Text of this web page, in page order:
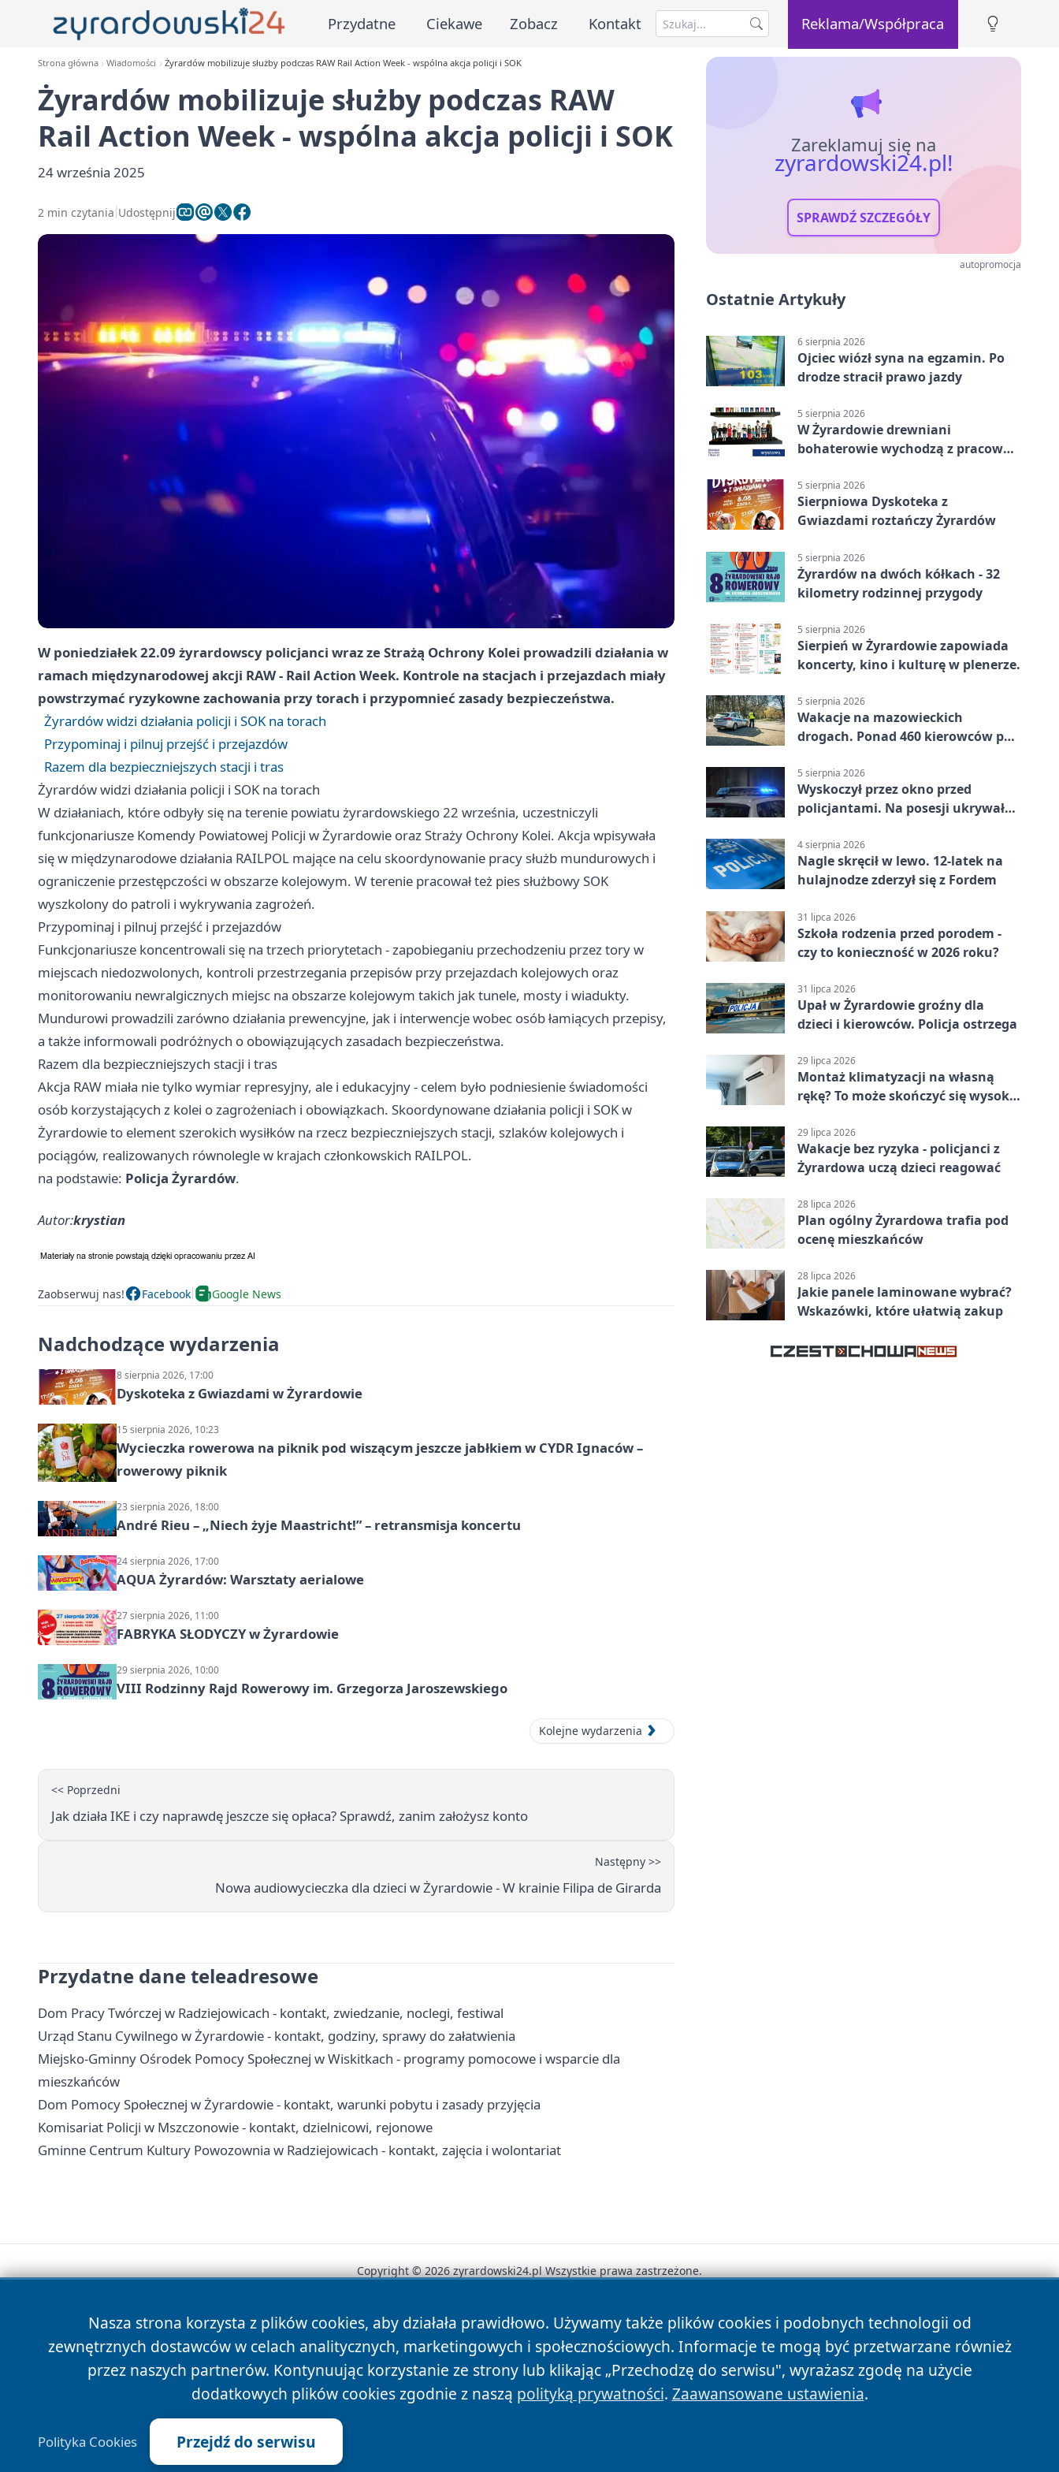
Przydatne Ciekawe Zobacz Kontakt Reklama/Współpraca
Strona główna Wiadomości Żyrardów mobilizuje służby podczas RAW Rail Action Week - wspólna akcja policji i SOK
Żyrardów mobilizuje służby podczas RAW
Rail Action Week - wspólna akcja policji i SOK
24 września 2025
2 min czytania Udostępnij
W poniedziałek 22.09 żyrardowscy policjanci wraz ze Strażą Ochrony Kolei prowadzili działania w
ramach międzynarodowej akcji RAW - Rail Action Week. Kontrole na stacjach i przejazdach miały
powstrzymać ryzykowne zachowania przy torach i przypomnieć zasady bezpieczeństwa.
Żyrardów widzi działania policji i SOK na torach
Przypominaj i pilnuj przejść i przejazdów
Razem dla bezpieczniejszych stacji i tras
Żyrardów widzi działania policji i SOK na torach
W działaniach, które odbyły się na terenie powiatu żyrardowskiego 22 września, uczestniczyli
funkcjonariusze Komendy Powiatowej Policji w Żyrardowie oraz Straży Ochrony Kolei. Akcja wpisywała
się w międzynarodowe działania RAILPOL mające na celu skoordynowanie pracy służb mundurowych i
ograniczenie przestępczości w obszarze kolejowym. W terenie pracował też pies służbowy SOK
wyszkolony do patroli i wykrywania zagrożeń.
Przypominaj i pilnuj przejść i przejazdów
Funkcjonariusze koncentrowali się na trzech priorytetach - zapobieganiu przechodzeniu przez tory w
miejscach niedozwolonych, kontroli przestrzegania przepisów przy przejazdach kolejowych oraz
monitorowaniu newralgicznych miejsc na obszarze kolejowym takich jak tunele, mosty i wiadukty.
Mundurowi prowadzili zarówno działania prewencyjne, jak i interwencje wobec osób łamiących przepisy,
a także informowali podróżnych o obowiązujących zasadach bezpieczeństwa.
Razem dla bezpieczniejszych stacji i tras
Akcja RAW miała nie tylko wymiar represyjny, ale i edukacyjny - celem było podniesienie świadomości
osób korzystających z kolei o zagrożeniach i obowiązkach. Skoordynowane działania policji i SOK w
Żyrardowie to element szerokich wysiłków na rzecz bezpieczniejszych stacji, szlaków kolejowych i
pociągów, realizowanych równolegle w krajach członkowskich RAILPOL.
na podstawie: Policja Żyrardów.
Autor:krystian
Zaobserwuj nas! Facebook Google News
Nadchodzące wydarzenia
8 sierpnia 2026, 17:00
Dyskoteka z Gwiazdami w Żyrardowie
15 sierpnia 2026, 10:23
Wycieczka rowerowa na piknik pod wiszącym jeszcze jabłkiem w CYDR Ignaców –
rowerowy piknik
23 sierpnia 2026, 18:00
André Rieu – „Niech żyje Maastricht!” – retransmisja koncertu
24 sierpnia 2026, 17:00
AQUA Żyrardów: Warsztaty aerialowe
27 sierpnia 2026, 11:00
FABRYKA SŁODYCZY w Żyrardowie
29 sierpnia 2026, 10:00
VIII Rodzinny Rajd Rowerowy im. Grzegorza Jaroszewskiego
Kolejne wydarzenia
<< Poprzedni
Jak działa IKE i czy naprawdę jeszcze się opłaca? Sprawdź, zanim założysz konto
Następny >>
Nowa audiowycieczka dla dzieci w Żyrardowie - W krainie Filipa de Girarda
Przydatne dane teleadresowe
Dom Pracy Twórczej w Radziejowicach - kontakt, zwiedzanie, noclegi, festiwal
Urząd Stanu Cywilnego w Żyrardowie - kontakt, godziny, sprawy do załatwienia
Miejsko-Gminny Ośrodek Pomocy Społecznej w Wiskitkach - programy pomocowe i wsparcie dla
mieszkańców
Dom Pomocy Społecznej w Żyrardowie - kontakt, warunki pobytu i zasady przyjęcia
Komisariat Policji w Mszczonowie - kontakt, dzielnicowi, rejonowe
Gminne Centrum Kultury Powozownia w Radziejowicach - kontakt, zajęcia i wolontariat
Zareklamuj się na
zyrardowski24.pl!
SPRAWDŹ SZCZEGÓŁY
autopromocja
Ostatnie Artykuły
6 sierpnia 2026
Ojciec wiózł syna na egzamin. Po
drodze stracił prawo jazdy
5 sierpnia 2026
W Żyrardowie drewniani
bohaterowie wychodzą z pracowni
5 sierpnia 2026
Sierpniowa Dyskoteka z
Gwiazdami roztańczy Żyrardów
5 sierpnia 2026
Żyrardów na dwóch kółkach - 32
kilometry rodzinnej przygody
5 sierpnia 2026
Sierpień w Żyrardowie zapowiada
koncerty, kino i kulturę w plenerze.
5 sierpnia 2026
Wakacje na mazowieckich
drogach. Ponad 460 kierowców po
5 sierpnia 2026
Wyskoczył przez okno przed
policjantami. Na posesji ukrywał
4 sierpnia 2026
Nagle skręcił w lewo. 12-latek na
hulajnodze zderzył się z Fordem
31 lipca 2026
Szkoła rodzenia przed porodem -
czy to konieczność w 2026 roku?
31 lipca 2026
Upał w Żyrardowie groźny dla
dzieci i kierowców. Policja ostrzega
29 lipca 2026
Montaż klimatyzacji na własną
rękę? To może skończyć się wysoką
29 lipca 2026
Wakacje bez ryzyka - policjanci z
Żyrardowa uczą dzieci reagować
28 lipca 2026
Plan ogólny Żyrardowa trafia pod
ocenę mieszkańców
28 lipca 2026
Jakie panele laminowane wybrać?
Wskazówki, które ułatwią zakup
Nasza strona korzysta z plików cookies, aby działała prawidłowo. Używamy także plików cookies i podobnych technologii od
zewnętrznych dostawców w celach analitycznych, marketingowych i społecznościowych. Informacje te mogą być przetwarzane również
przez naszych partnerów. Kontynuując korzystanie ze strony lub klikając „Przechodzę do serwisu", wyrażasz zgodę na użycie
dodatkowych plików cookies zgodnie z naszą polityką prywatności. Zaawansowane ustawienia.
Polityka Cookies Przejdź do serwisu
Copyright © 2026 zyrardowski24.pl Wszystkie prawa zastrzeżone.
News Autorzy Polityka Prywatności Polityka Cookies